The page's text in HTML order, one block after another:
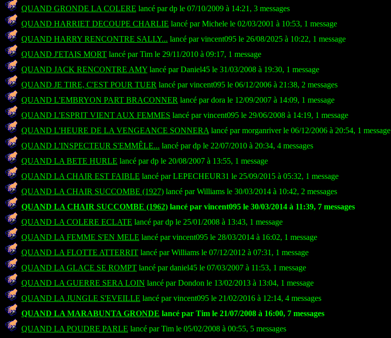
QUAND GRONDE LA COLERE lancé par dp le 07/10/2009 à 14:21, 3 messages
QUAND HARRIET DECOUPE CHARLIE lancé par Michele le 02/03/2001 à 10:53, 1 message
QUAND HARRY RENCONTRE SALLY... lancé par vincent095 le 26/08/2025 à 10:22, 1 message
QUAND J'ETAIS MORT lancé par Tim le 29/11/2010 à 09:17, 1 message
QUAND JACK RENCONTRE AMY lancé par Daniel45 le 31/03/2008 à 19:30, 1 message
QUAND JE TIRE, C'EST POUR TUER lancé par vincent095 le 06/12/2006 à 21:38, 2 messages
QUAND L'EMBRYON PART BRACONNER lancé par dora le 12/09/2007 à 14:09, 1 message
QUAND L'ESPRIT VIENT AUX FEMMES lancé par vincent095 le 29/06/2008 à 14:19, 1 message
QUAND L'HEURE DE LA VENGEANCE SONNERA lancé par morganriver le 06/12/2006 à 20:54, 1 message
QUAND L'INSPECTEUR S'EMMÊLE... lancé par dp le 22/07/2010 à 20:34, 4 messages
QUAND LA BETE HURLE lancé par dp le 20/08/2007 à 13:55, 1 message
QUAND LA CHAIR EST FAIBLE lancé par LEPECHEUR31 le 25/09/2015 à 05:32, 1 message
QUAND LA CHAIR SUCCOMBE (1927) lancé par Williams le 30/03/2014 à 10:42, 2 messages
QUAND LA CHAIR SUCCOMBE (1962) lancé par vincent095 le 30/03/2014 à 11:39, 7 messages
QUAND LA COLERE ECLATE lancé par dp le 25/01/2008 à 13:43, 1 message
QUAND LA FEMME S'EN MELE lancé par vincent095 le 28/03/2014 à 16:02, 1 message
QUAND LA FLOTTE ATTERRIT lancé par Williams le 07/12/2012 à 07:31, 1 message
QUAND LA GLACE SE ROMPT lancé par daniel45 le 07/03/2007 à 11:53, 1 message
QUAND LA GUERRE SERA LOIN lancé par Dondon le 13/02/2013 à 13:04, 1 message
QUAND LA JUNGLE S'EVEILLE lancé par vincent095 le 21/02/2016 à 12:14, 4 messages
QUAND LA MARABUNTA GRONDE lancé par Tim le 21/07/2008 à 16:00, 7 messages
QUAND LA POUDRE PARLE lancé par Tim le 05/02/2008 à 00:55, 5 messages